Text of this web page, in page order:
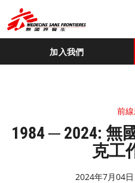
加入我們
前
1984 ─ 2024: 無
克工
2024年7月04日